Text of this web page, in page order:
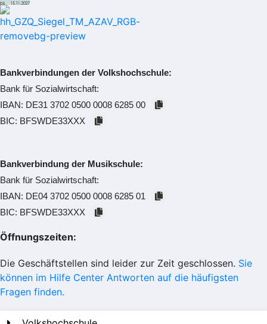
Bankverbindungen der Volkshochschule:
Bank für Sozialwirtschaft:
IBAN: DE31 3702 0500 0008 6285 00
BIC: BFSWDE33XXX
Bankverbindung der Musikschule:
Bank für Sozialwirtschaft:
IBAN: DE04 3702 0500 0008 6285 01
BIC: BFSWDE33XXX
Öffnungszeiten:
Die Geschäftstellen sind leider zur Zeit geschlossen. Sie
können im Hilfe Center Antworten auf die häufigsten
Fragen finden.